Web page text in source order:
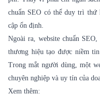
chuẩn SEO có thể duy trì thứ
cập ổn định.
Ngoài ra, website chuẩn
thương hiệu tạo được niềm
Trong mắt người dùng, một
chuyên nghiệp và uy tín của
Xem thêm: